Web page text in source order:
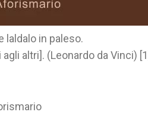
laldalo in paleso.
altri]. (Leonardo da Vinci)